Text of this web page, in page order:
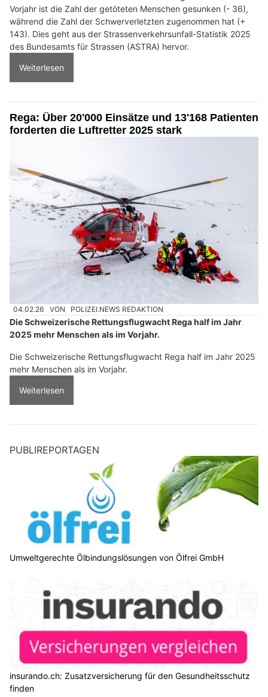
Vorjahr ist die Zahl der getöteten Menschen gesunken (- 36),
während die Zahl der Schwerverletzten zugenommen hat (+
143). Dies geht aus der Strassenverkehrsunfall-Statistik 2025
des Bundesamts für Strassen (ASTRA) hervor.
Weiterlesen
Rega: Über 20'000 Einsätze und 13'168 Patienten
forderten die Luftretter 2025 stark
04.02.26 VON POLIZEI.NEWS REDAKTION
Die Schweizerische Rettungsflugwacht Rega half im Jahr
2025 mehr Menschen als im Vorjahr.
Die Schweizerische Rettungsflugwacht Rega half im Jahr 2025
mehr Menschen als im Vorjahr.
Weiterlesen
PUBLIREPORTAGEN
Umweltgerechte Ölbindungslösungen von Ölfrei GmbH
insurando.ch: Zusatzversicherung für den Gesundheitsschutz
finden